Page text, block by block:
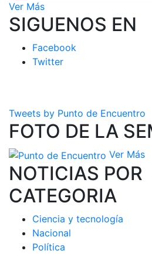
Ver Más
SIGUENOS EN
Facebook
Twitter
Tweets by Punto de Encuentro
FOTO DE LA
Ver Más
NOTICIAS POR
CATEGORIA
Ciencia y tecnología
Nacional
Política